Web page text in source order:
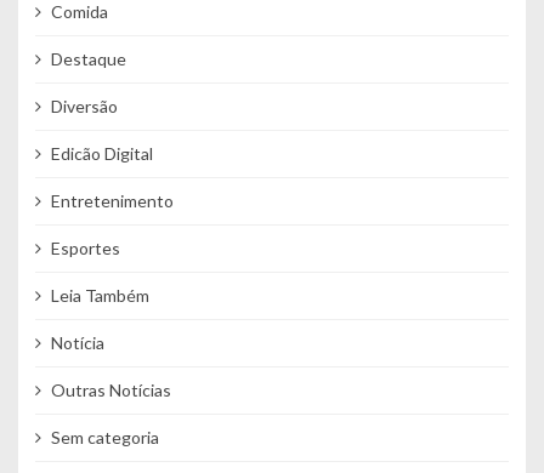
Comida
Destaque
Diversão
Edicão Digital
Entretenimento
Esportes
Leia Também
Notícia
Outras Notícias
Sem categoria